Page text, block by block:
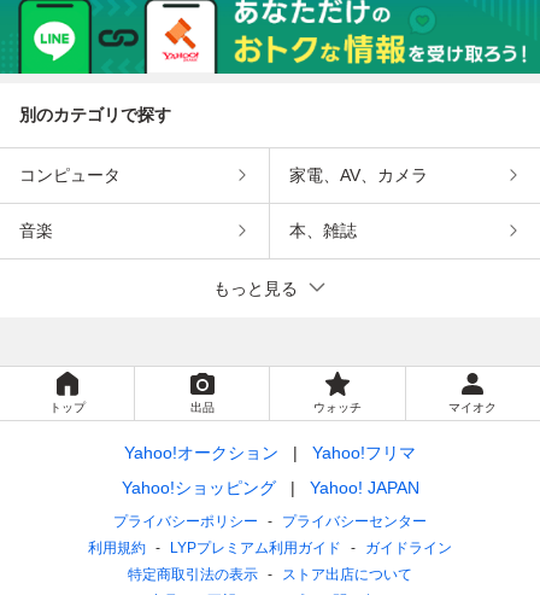
別のカテゴリで探す
コンピュータ 家電、AV、カメラ
音楽 本、雑誌
もっと見る
トップ 出品 ウォッチ マイオク
Yahoo!オークション
Yahoo!フリマ
Yahoo!ショッピング
Yahoo! JAPAN
プライバシーポリシー
プライバシーセンター
利用規約
LYPプレミアム利用ガイド
ガイドライン
特定商取引法の表示
ストア出店について